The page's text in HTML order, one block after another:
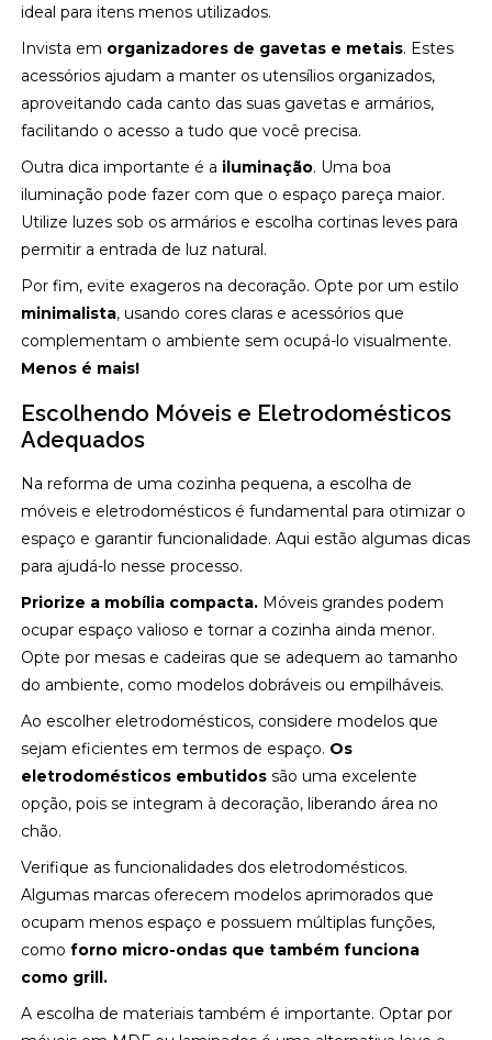
ideal para itens menos utilizados.
Invista em organizadores de gavetas e metais. Estes
acessórios ajudam a manter os utensílios organizados,
aproveitando cada canto das suas gavetas e armários,
facilitando o acesso a tudo que você precisa.
Outra dica importante é a iluminação. Uma boa
iluminação pode fazer com que o espaço pareça maior.
Utilize luzes sob os armários e escolha cortinas leves para
permitir a entrada de luz natural.
Por fim, evite exageros na decoração. Opte por um estilo
minimalista, usando cores claras e acessórios que
complementam o ambiente sem ocupá-lo visualmente.
Menos é mais!
Escolhendo Móveis e Eletrodomésticos
Adequados
Na reforma de uma cozinha pequena, a escolha de
móveis e eletrodomésticos é fundamental para otimizar o
espaço e garantir funcionalidade. Aqui estão algumas dicas
para ajudá-lo nesse processo.
Priorize a mobília compacta. Móveis grandes podem
ocupar espaço valioso e tornar a cozinha ainda menor.
Opte por mesas e cadeiras que se adequem ao tamanho
do ambiente, como modelos dobráveis ou empilháveis.
Ao escolher eletrodomésticos, considere modelos que
sejam eficientes em termos de espaço. Os
eletrodomésticos embutidos são uma excelente
opção, pois se integram à decoração, liberando área no
chão.
Verifique as funcionalidades dos eletrodomésticos.
Algumas marcas oferecem modelos aprimorados que
ocupam menos espaço e possuem múltiplas funções,
comoforno micro-ondas que também funciona
como grill.
A escolha de materiais também é importante. Optar por